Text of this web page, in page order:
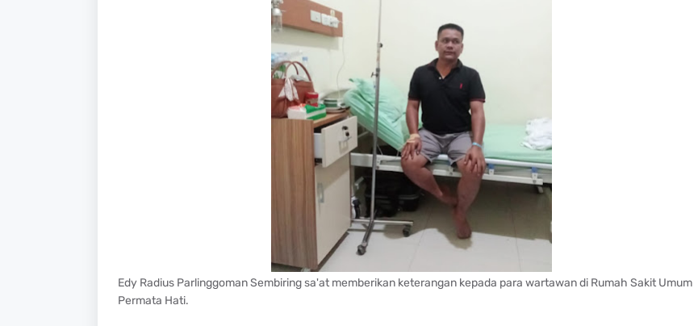
Edy Radius Parlinggoman Sembiring sa'at memberikan keterangan kepada para wartawan di Rumah Sakit Umum
Permata Hati.